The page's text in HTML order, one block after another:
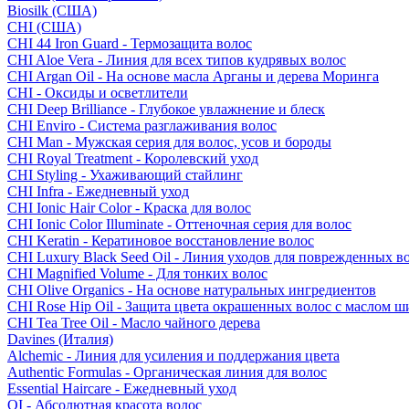
Biosilk (США)
CHI (США)
CHI 44 Iron Guard - Термозащита волос
CHI Aloe Vera - Линия для всех типов кудрявых волос
CHI Argan Oil - На основе масла Арганы и дерева Моринга
CHI - Оксиды и осветлители
CHI Deep Brilliance - Глубокое увлажнение и блеск
CHI Enviro - Система разглаживания волос
CHI Man - Мужская серия для волос, усов и бороды
CHI Royal Treatment - Королевский уход
CHI Styling - Ухаживающий стайлинг
CHI Infra - Ежедневный уход
CHI Ionic Hair Color - Краска для волос
CHI Ionic Color Illuminate - Оттеночная серия для волос
CHI Keratin - Кератиновое восстановление волос
CHI Luxury Black Seed Oil - Линия уходов для поврежденных
CHI Magnified Volume - Для тонких волос
CHI Olive Organics - На основе натуральных ингредиентов
CHI Rose Hip Oil - Защита цвета окрашенных волос с маслом
CHI Tea Tree Oil - Масло чайного дерева
Davines (Италия)
Alchemic - Линия для усиления и поддержания цвета
Authentic Formulas - Органическая линия для волос
Essential Haircare - Eжедневный уход
OI - Абсолютная красота волос